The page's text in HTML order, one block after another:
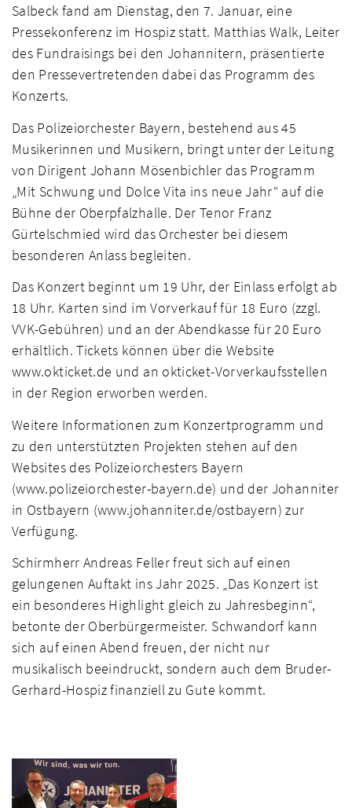
Salbeck fand am Dienstag, den 7. Januar, eine
Pressekonferenz im Hospiz statt. Matthias Walk, Leiter
des Fundraisings bei den Johannitern, präsentierte
den Pressevertretenden dabei das Programm des
Konzerts.
Das Polizeiorchester Bayern, bestehend aus 45
Musikerinnen und Musikern, bringt unter der Leitung
von Dirigent Johann Mösenbichler das Programm
„Mit Schwung und Dolce Vita ins neue Jahr“ auf die
Bühne der Oberpfalzhalle. Der Tenor Franz
Gürtelschmied wird das Orchester bei diesem
besonderen Anlass begleiten.
Das Konzert beginnt um 19 Uhr, der Einlass erfolgt ab
18 Uhr. Karten sind im Vorverkauf für 18 Euro (zzgl.
VVK-Gebühren) und an der Abendkasse für 20 Euro
erhältlich. Tickets können über die Website
www.okticket.de und an okticket-Vorverkaufsstellen
in der Region erworben werden.
Weitere Informationen zum Konzertprogramm und
zu den unterstützten Projekten stehen auf den
Websites des Polizeiorchesters Bayern
(www.polizeiorchester-bayern.de) und der Johanniter
in Ostbayern (www.johanniter.de/ostbayern) zur
Verfügung.
Schirmherr Andreas Feller freut sich auf einen
gelungenen Auftakt ins Jahr 2025. „Das Konzert ist
ein besonderes Highlight gleich zu Jahresbeginn“,
betonte der Oberbürgermeister. Schwandorf kann
sich auf einen Abend freuen, der nicht nur
musikalisch beeindruckt, sondern auch dem Bruder-
Gerhard-Hospiz finanziell zu Gute kommt.